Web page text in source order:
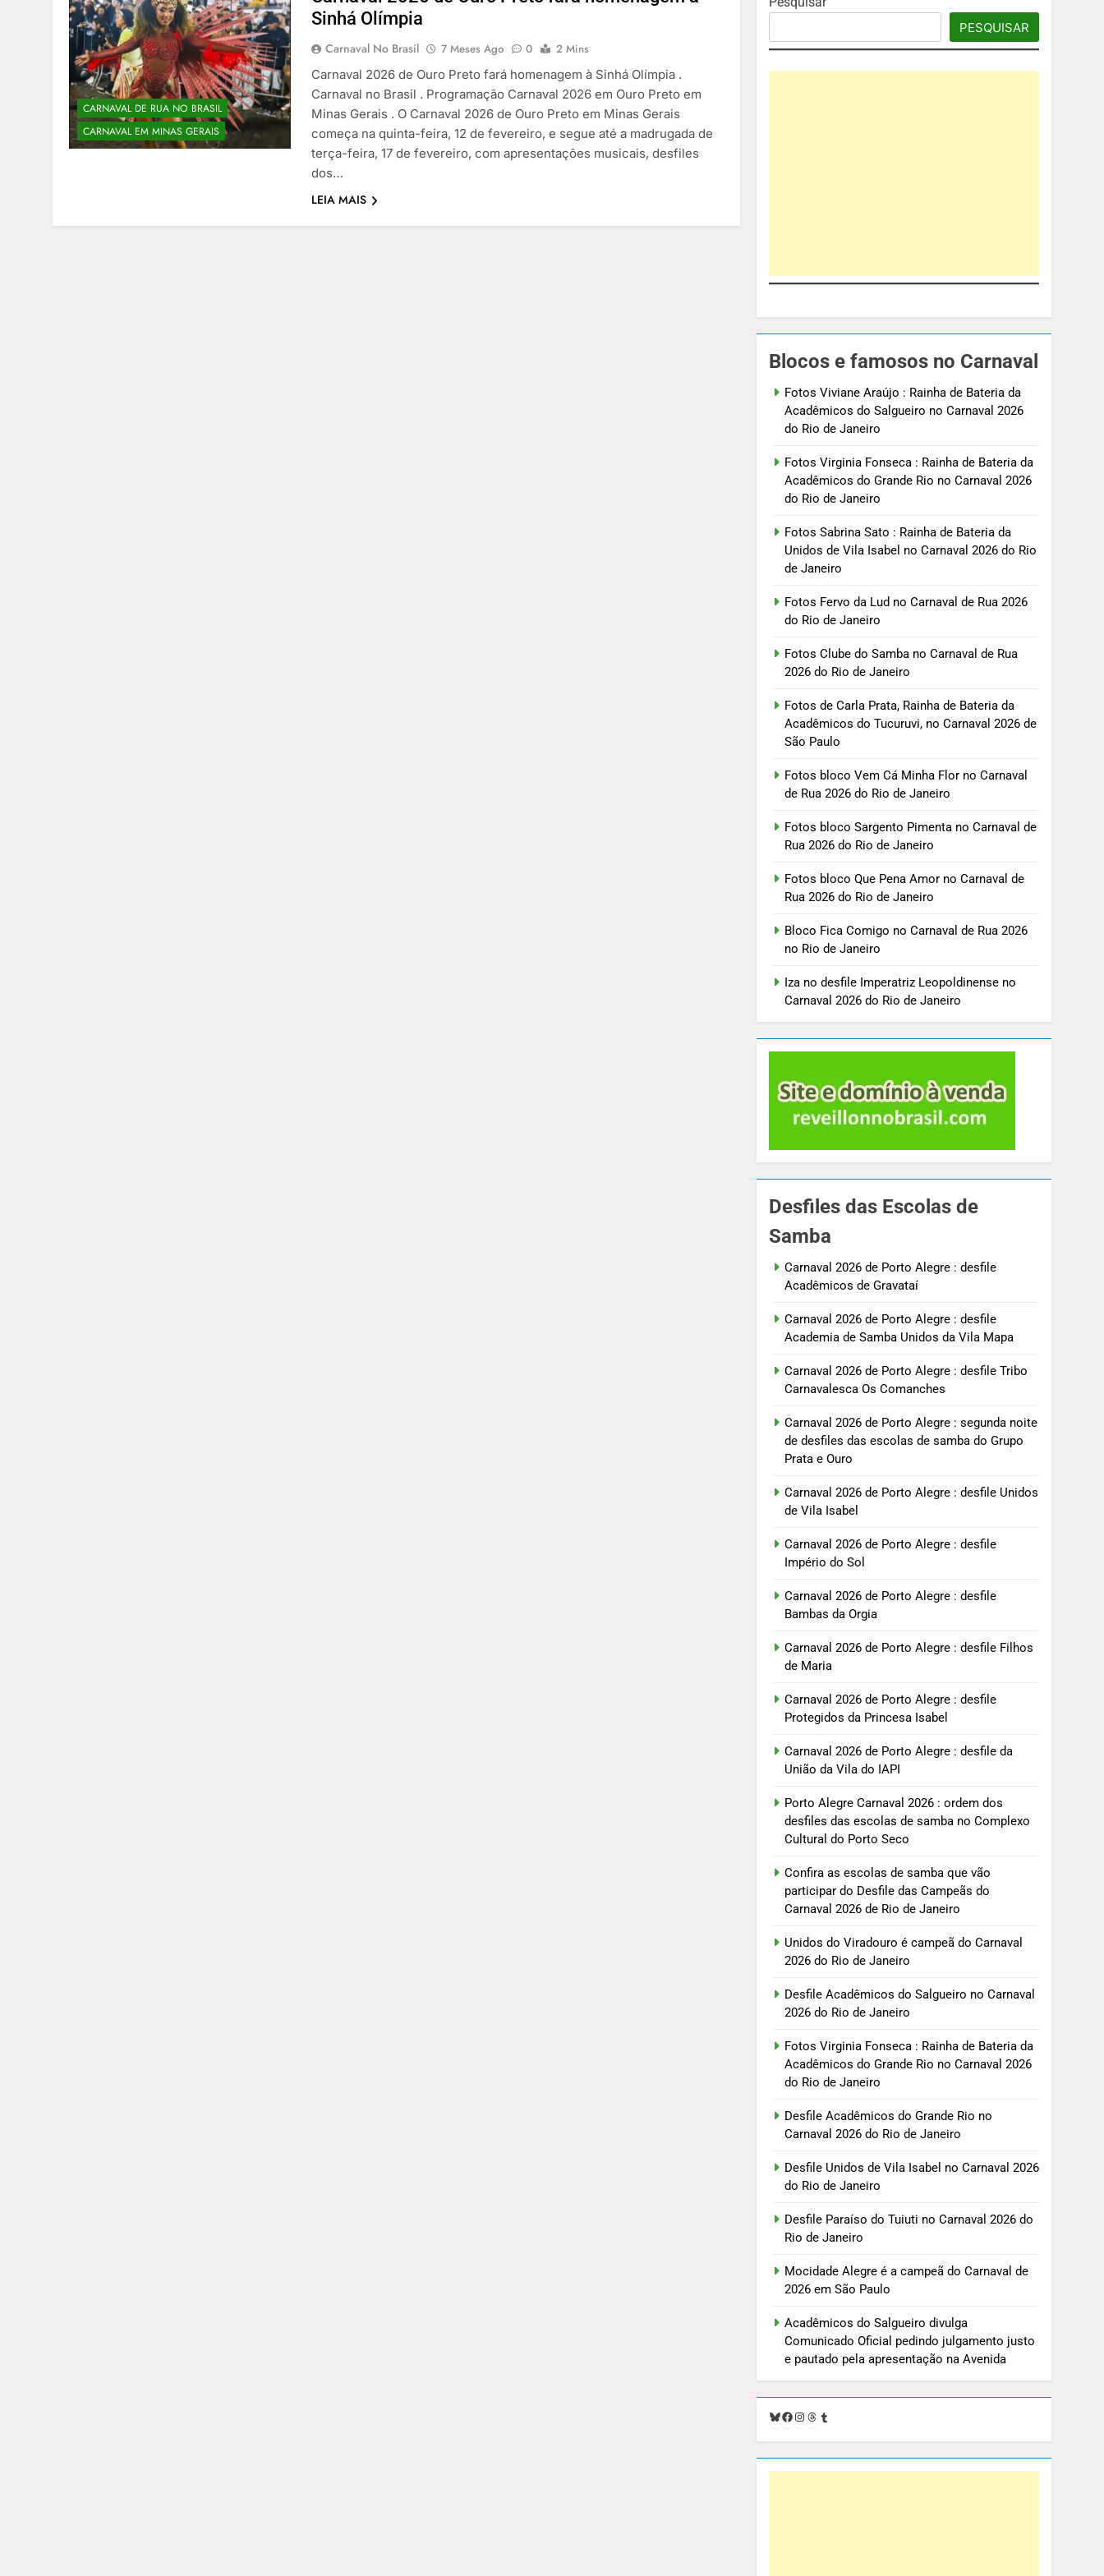
CARNAVAL DE RUA NO BRASIL
CARNAVAL EM MINAS GERAIS
Sinhá Olímpia
Carnaval No Brasil 7 Meses Ago 0
2 Mins
Carnaval 2026 de Ouro Preto fará homenagem à Sinhá Olímpia .
Carnaval no Brasil . Programação Carnaval 2026 em Ouro Preto em
Minas Gerais . O Carnaval 2026 de Ouro Preto em Minas Gerais
começa na quinta-feira, 12 de fevereiro, e segue até a madrugada de
terça-feira, 17 de fevereiro, com apresentações musicais, desfiles
dos…
LEIA MAIS
PESQUISAR
Blocos e famosos no Carnaval
Fotos Viviane Araújo : Rainha de Bateria da
Acadêmicos do Salgueiro no Carnaval 2026
do Rio de Janeiro
Fotos Virginia Fonseca : Rainha de Bateria da
Acadêmicos do Grande Rio no Carnaval 2026
do Rio de Janeiro
Fotos Sabrina Sato : Rainha de Bateria da
Unidos de Vila Isabel no Carnaval 2026 do Rio
de Janeiro
Fotos Fervo da Lud no Carnaval de Rua 2026
do Rio de Janeiro
Fotos Clube do Samba no Carnaval de Rua
2026 do Rio de Janeiro
Fotos de Carla Prata, Rainha de Bateria da
Acadêmicos do Tucuruvi, no Carnaval 2026 de
São Paulo
Fotos bloco Vem Cá Minha Flor no Carnaval
de Rua 2026 do Rio de Janeiro
Fotos bloco Sargento Pimenta no Carnaval de
Rua 2026 do Rio de Janeiro
Fotos bloco Que Pena Amor no Carnaval de
Rua 2026 do Rio de Janeiro
Bloco Fica Comigo no Carnaval de Rua 2026
no Rio de Janeiro
Iza no desfile Imperatriz Leopoldinense no
Carnaval 2026 do Rio de Janeiro
Desfiles das Escolas de
Samba
Carnaval 2026 de Porto Alegre : desfile
Acadêmicos de Gravataí
Carnaval 2026 de Porto Alegre : desfile
Academia de Samba Unidos da Vila Mapa
Carnaval 2026 de Porto Alegre : desfile Tribo
Carnavalesca Os Comanches
Carnaval 2026 de Porto Alegre : segunda noite
de desfiles das escolas de samba do Grupo
Prata e Ouro
Carnaval 2026 de Porto Alegre : desfile Unidos
de Vila Isabel
Carnaval 2026 de Porto Alegre : desfile
Império do Sol
Carnaval 2026 de Porto Alegre : desfile
Bambas da Orgia
Carnaval 2026 de Porto Alegre : desfile Filhos
de Maria
Carnaval 2026 de Porto Alegre : desfile
Protegidos da Princesa Isabel
Carnaval 2026 de Porto Alegre : desfile da
União da Vila do IAPI
Porto Alegre Carnaval 2026 : ordem dos
desfiles das escolas de samba no Complexo
Cultural do Porto Seco
Confira as escolas de samba que vão
participar do Desfile das Campeãs do
Carnaval 2026 de Rio de Janeiro
Unidos do Viradouro é campeã do Carnaval
2026 do Rio de Janeiro
Desfile Acadêmicos do Salgueiro no Carnaval
2026 do Rio de Janeiro
Fotos Virginia Fonseca : Rainha de Bateria da
Acadêmicos do Grande Rio no Carnaval 2026
do Rio de Janeiro
Desfile Acadêmicos do Grande Rio no
Carnaval 2026 do Rio de Janeiro
Desfile Unidos de Vila Isabel no Carnaval 2026
do Rio de Janeiro
Desfile Paraíso do Tuiuti no Carnaval 2026 do
Rio de Janeiro
Mocidade Alegre é a campeã do Carnaval de
2026 em São Paulo
Acadêmicos do Salgueiro divulga
Comunicado Oficial pedindo julgamento justo
e pautado pela apresentação na Avenida
Bluesky
Facebook
Instagram
Threads